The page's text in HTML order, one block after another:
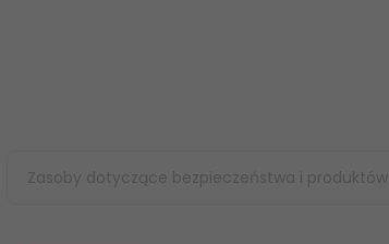
Zasoby dotyczące bezpieczeństwa i produktów